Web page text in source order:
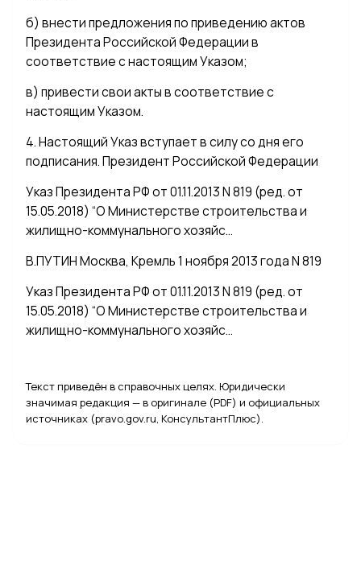
б) внести предложения по приведению актов
Президента Российской Федерации в
соответствие с настоящим Указом;
в) привести свои акты в соответствие с
настоящим Указом.
4. Настоящий Указ вступает в силу со дня его
подписания. Президент Российской Федерации
Указ Президента РФ от 01.11.2013 N 819 (ред. от
15.05.2018) “О Министерстве строительства и
жилищно-коммунального хозяйс…
В.ПУТИН Москва, Кремль 1 ноября 2013 года N 819
Указ Президента РФ от 01.11.2013 N 819 (ред. от
15.05.2018) “О Министерстве строительства и
жилищно-коммунального хозяйс…
Текст приведён в справочных целях. Юридически
значимая редакция — в оригинале (PDF) и официальных
источниках (pravo.gov.ru, КонсультантПлюс).